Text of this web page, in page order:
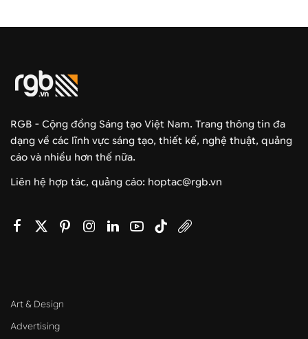
RGB - Cộng đồng Sáng tạo Việt Nam. Trang thông tin đa
dạng về các lĩnh vực sáng tạo, thiết kế, nghệ thuật, quảng
cáo và nhiều hơn thế nữa.
Liên hệ hợp tác, quảng cáo: hoptac@rgb.vn
Art & Design
Advertising